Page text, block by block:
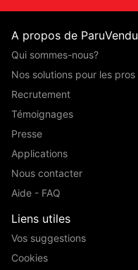
A propos de ParuVendu
Qui sommes-nous?
Nos solutions pour les pros
Recrutement
Témoignages
Presse
Applications
Nous contacter
Aide - FAQ
Liens utiles
Vos suggestions
Cookies